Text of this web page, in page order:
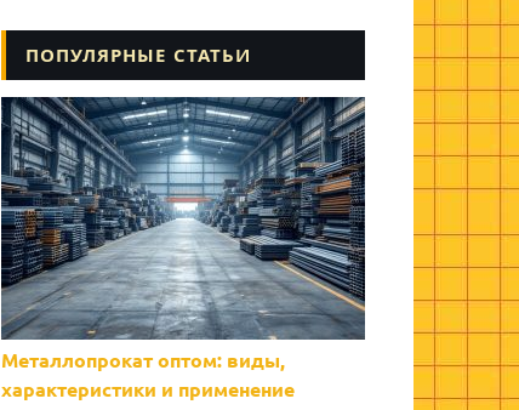
ПОПУЛЯРНЫЕ СТАТЬИ
Металлопрокат оптом: виды,
характеристики и применение